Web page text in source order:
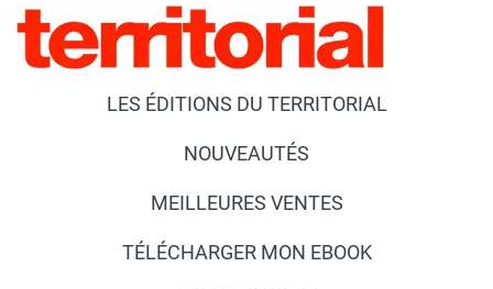
LES ÉDITIONS DU TERRITORIAL
NOUVEAUTÉS
MEILLEURES VENTES
TÉLÉCHARGER MON EBOOK